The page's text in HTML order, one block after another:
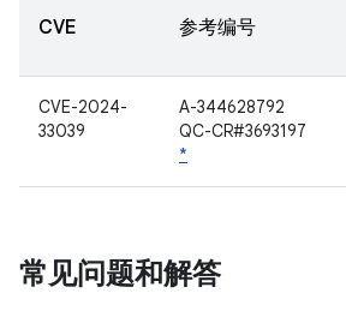
CVE 参考编号
CVE-2024-
33039
A-344628792
QC-CR#3693197
*
常见问题和解答